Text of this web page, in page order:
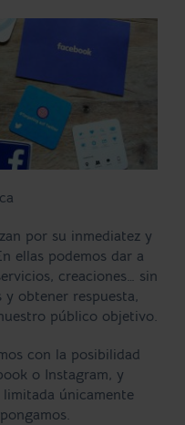
por su inmediatez y
ellas podemos dar a
creaciones… sin
y obtener respuesta,
público objetivo.
con la posibilidad
o Instagram, y
únicamente